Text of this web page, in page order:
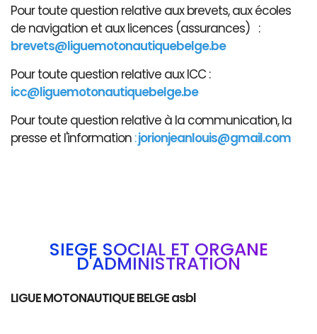
Pour toute question relative aux brevets, aux écoles
de navigation et aux licences (assurances) :
brevets@liguemotonautiquebelge.be
Pour toute question relative aux ICC :
icc@liguemotonautiquebelge.be
Pour toute question relative à la communication, la
presse et l'information :jorionjeanlouis@gmail.com
SIÈGE SOCIAL ET ORGANE
D'ADMINISTRATION
LIGUE MOTONAUTIQUE BELGE asbl